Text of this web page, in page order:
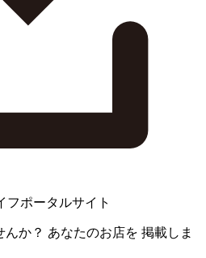
フポータルサイト
んか？ あなたのお店を 掲載しま